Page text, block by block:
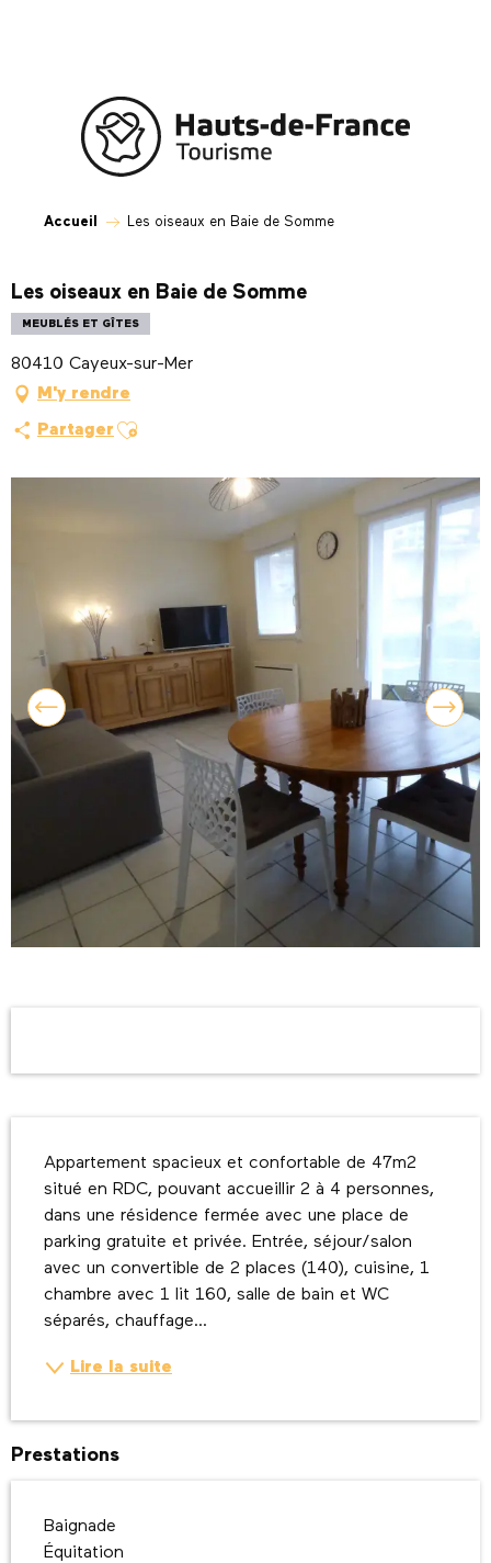
Accueil Les oiseaux en Baie de Somme
Les oiseaux en Baie de Somme
MEUBLÉS ET GÎTES
80410 Cayeux-sur-Mer
M'y rendre
Partager Ajouter aux favoris
Appartement spacieux et confortable de 47m2
situé en RDC, pouvant accueillir 2 à 4 personnes,
dans une résidence fermée avec une place de
parking gratuite et privée. Entrée, séjour/salon
avec un convertible de 2 places (140), cuisine, 1
chambre avec 1 lit 160, salle de bain et WC
séparés, chauffage...
Lire la suite
Prestations
Baignade
Équitation